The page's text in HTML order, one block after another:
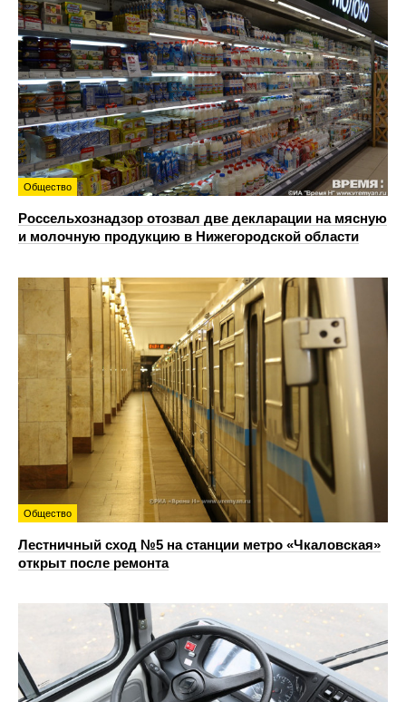
Общество
Россельхознадзор отозвал две декларации на мясную
и молочную продукцию в Нижегородской области
Общество
Лестничный сход №5 на станции метро «Чкаловская»
открыт после ремонта